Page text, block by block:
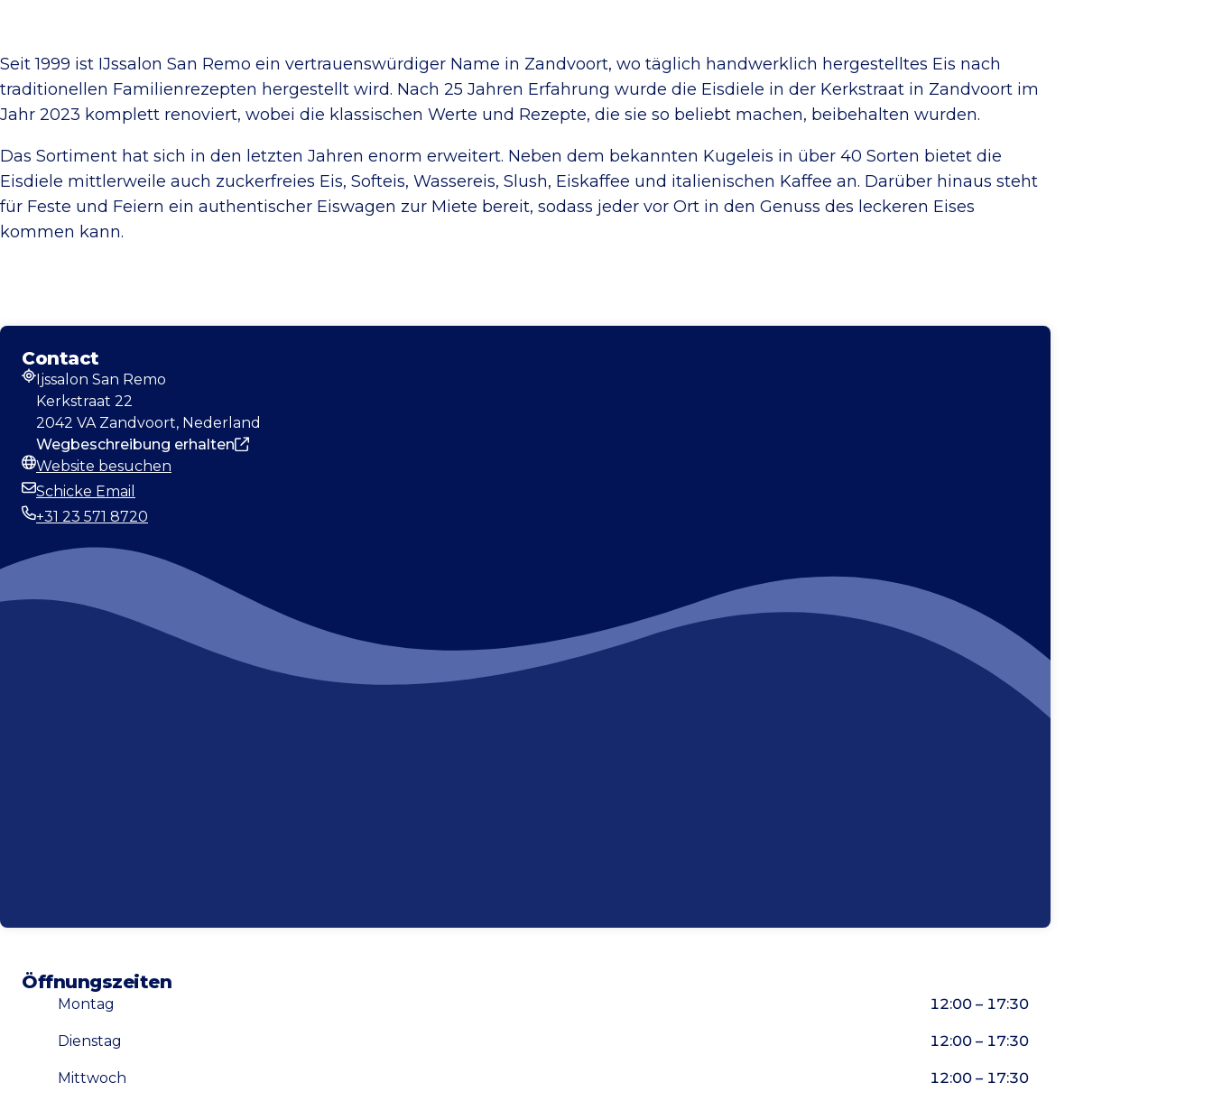
Seit 1999 ist IJssalon San Remo ein vertrauenswürdiger Name in Zandvoort, wo täglich handwerklich hergestelltes Eis nach
traditionellen Familienrezepten hergestellt wird. Nach 25 Jahren Erfahrung wurde die Eisdiele in der Kerkstraat in Zandvoort im
Jahr 2023 komplett renoviert, wobei die klassischen Werte und Rezepte, die sie so beliebt machen, beibehalten wurden.
Das Sortiment hat sich in den letzten Jahren enorm erweitert. Neben dem bekannten Kugeleis in über 40 Sorten bietet die
Eisdiele mittlerweile auch zuckerfreies Eis, Softeis, Wassereis, Slush, Eiskaffee und italienischen Kaffee an. Darüber hinaus steht
für Feste und Feiern ein authentischer Eiswagen zur Miete bereit, sodass jeder vor Ort in den Genuss des leckeren Eises
kommen kann.
Contact
Adresse
Ijssalon San Remo
Kerkstraat 22
2042 VA Zandvoort, Nederland
Wegbeschreibung erhalten
Webseite
Website besuchen
E-Mail-Adresse
Schicke Email
+31 23 571 8720
Öffnungszeiten
Montag 12:00 – 17:30
Dienstag 12:00 – 17:30
Mittwoch 12:00 – 17:30